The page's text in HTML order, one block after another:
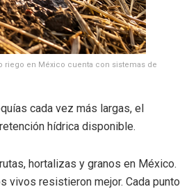
riego en México cuenta con sistemas de
cada vez más largas, el
hídrica disponible.
hortalizas y granos en México.
vivos resistieron mejor. Cada punto